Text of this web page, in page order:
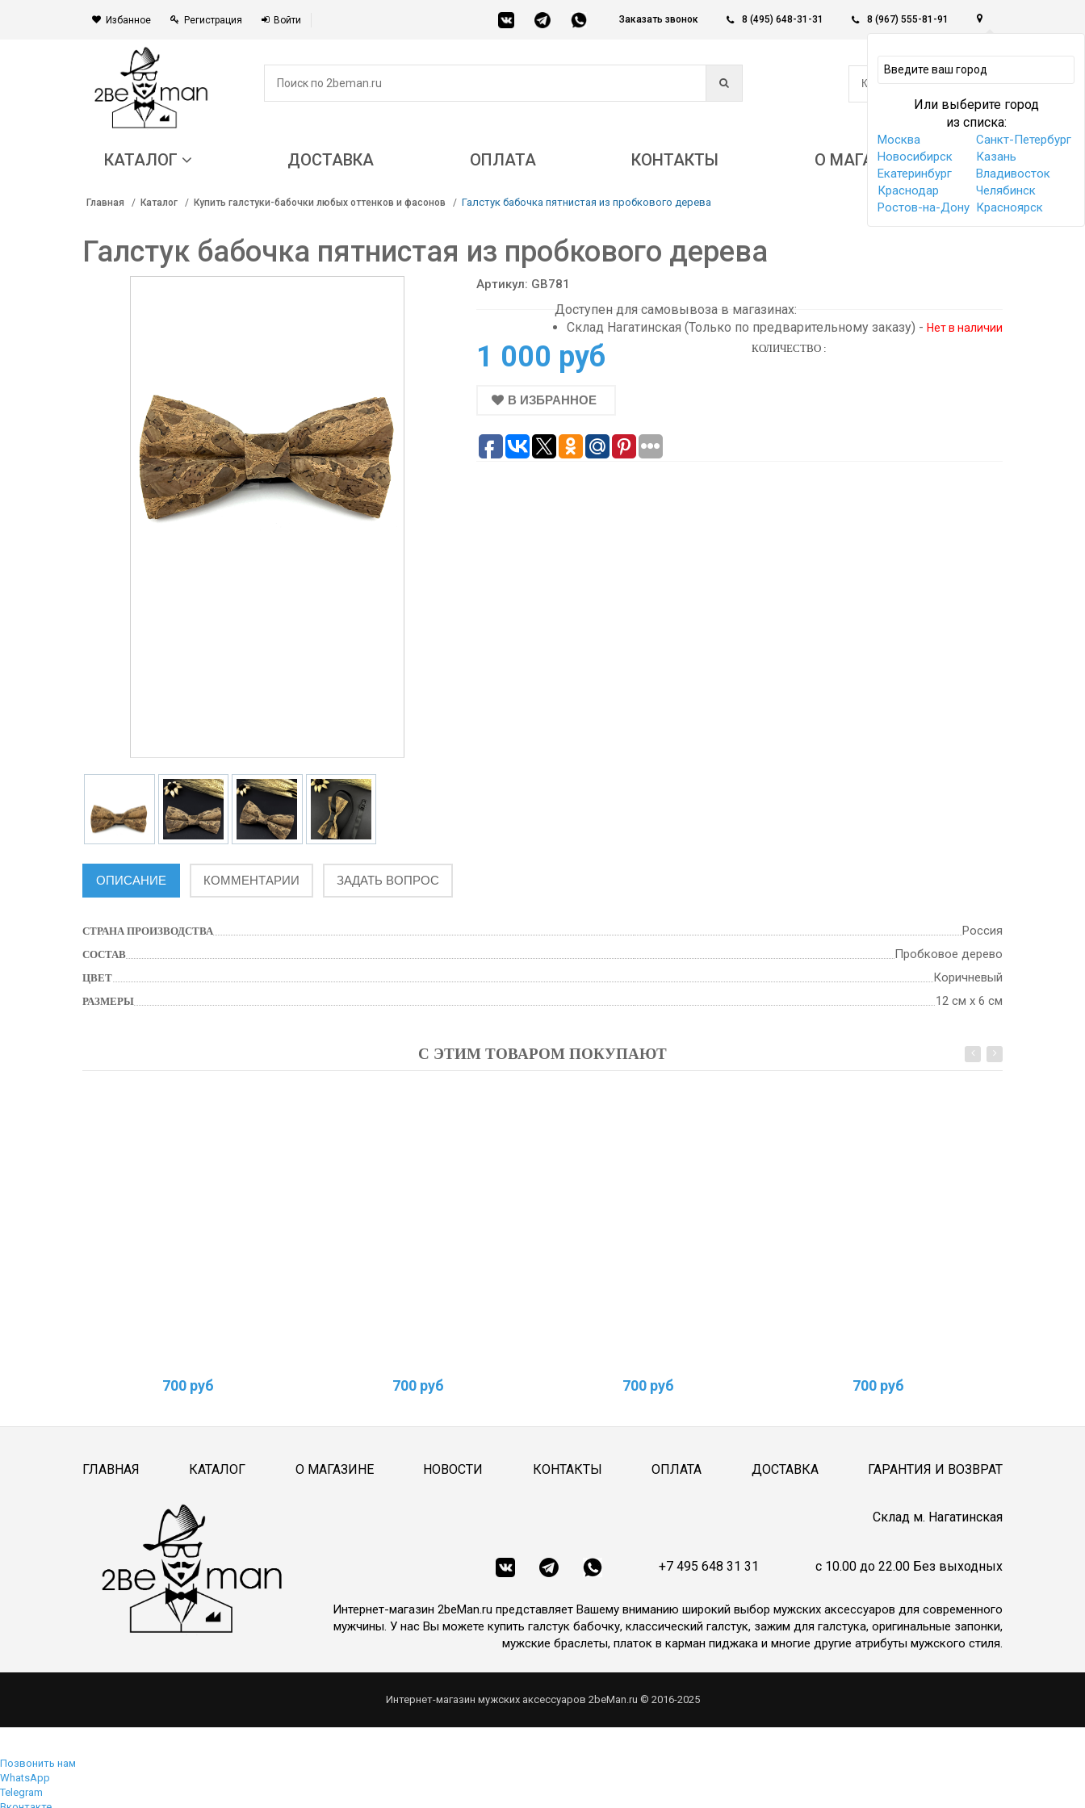
Избанное Регистрация Войти Заказать звонок 8 (495) 648-31-31 8 (967) 555-81-91
Или выберите город
из списка:
Москва
Санкт-Петербург
Новосибирск
Казань
Екатеринбург
Владивосток
Краснодар
Челябинск
Ростов-на-Дону Красноярск
КОРЗИНА -
0
КАТАЛОГ ДОСТАВКА ОПЛАТА КОНТАКТЫ О МАГАЗИНЕ
Главная Каталог Купить галстуки-бабочки любых оттенков и фасонов Галстук бабочка пятнистая из пробкового дерева
Галстук бабочка пятнистая из пробкового дерева
Артикул: GB781
Доступен для самовывоза в магазинах:
Склад Нагатинская (Только по предварительному заказу) - Нет в наличии
1 000 руб
В ИЗБРАННОЕ
КОЛИЧЕСТВО :
ОПИСАНИЕ КОММЕНТАРИИ ЗАДАТЬ ВОПРОС
СТРАНА ПРОИЗВОДСТВА Россия
СОСТАВ Пробковое дерево
ЦВЕТ Коричневый
РАЗМЕРЫ 12 см х 6 см
С ЭТИМ ТОВАРОМ ПОКУПАЮТ
700 руб 700 руб 700 руб 700 руб
ГЛАВНАЯ КАТАЛОГ О МАГАЗИНЕ НОВОСТИ КОНТАКТЫ ОПЛАТА ДОСТАВКА ГАРАНТИЯ И ВОЗВРАТ
Cклад м. Нагатинская
+7 495 648 31 31 c 10.00 до 22.00 Без выходных
Интернет-магазин 2beMan.ru представляет Вашему вниманию широкий выбор мужских аксессуаров для современного
мужчины. У нас Вы можете купить галстук бабочку, классический галстук, зажим для галстука, оригинальные запонки,
мужские браслеты, платок в карман пиджака и многие другие атрибуты мужского стиля.
Интернет-магазин мужских аксессуаров 2beMan.ru © 2016-2025
Позвонить нам
WhatsApp
Telegram